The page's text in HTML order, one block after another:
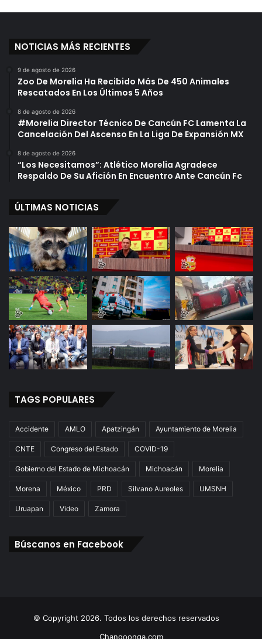
NOTICIAS MÁS RECIENTES
9 de agosto de 2026
Zoo De Morelia Ha Recibido Más De 450 Animales
Rescatados En Los Últimos 5 Años
8 de agosto de 2026
#Morelia Director Técnico De Cancún FC Lamenta La
Cancelación Del Ascenso En La Liga De Expansión MX
8 de agosto de 2026
“Los Necesitamos”: Atlético Morelia Agradece
Respaldo De Su Afición En Encuentro Ante Cancún Fc
ÚLTIMAS NOTICIAS
TAGS POPULARES
Accidente AMLO Apatzingán Ayuntamiento de Morelia
CNTE Congreso del Estado COVID-19
Gobierno del Estado de Michoacán Michoacán Morelia
Morena México PRD Silvano Aureoles UMSNH
Uruapan Video Zamora
Búscanos en Facebook
© Copyright 2026. Todos los derechos reservados
Changoonga.com